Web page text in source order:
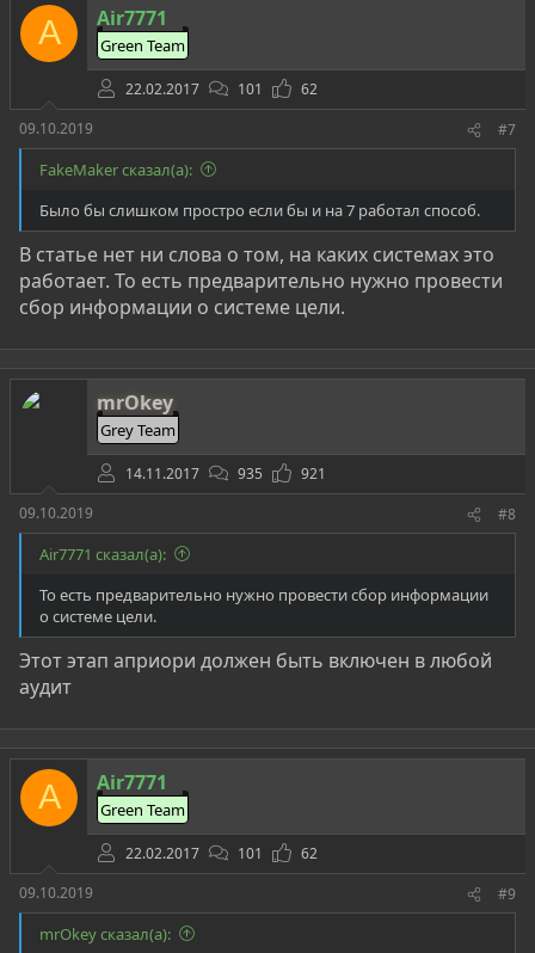
и
:
A Air7771
Green Team
22.02.2017 101
62
09.10.2019
#7
FakeMaker сказал(а):
Было бы слишком простро если бы и на 7 работал способ.
В статье нет ни слова о том, на каких системах это
работает. То есть предварительно нужно провести
сбор информации о системе цели.
mrOkey
Grey Team
14.11.2017 935
921
09.10.2019
#8
Air7771 сказал(а):
То есть предварительно нужно провести сбор информации
о системе цели.
Этот этап априори должен быть включен в любой
аудит
A Air7771
Green Team
22.02.2017 101
62
09.10.2019
#9
mrOkey сказал(а):